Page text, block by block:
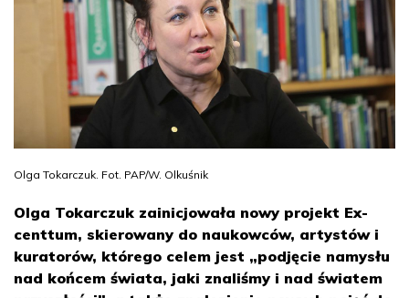
Olga Tokarczuk. Fot. PAP/W. Olkuśnik
Olga Tokarczuk zainicjowała nowy projekt Ex-
centtum, skierowany do naukowców, artystów i
kuratorów, którego celem jest „podjęcie namysłu
nad końcem świata, jaki znaliśmy i nad światem